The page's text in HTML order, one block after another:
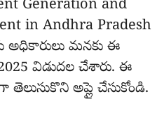
Generation and
in Andhra Pradesh
అధికారులు మనకు ఈ
విడుదల చేశారు. ఈ
అప్లై చేసుకోండి.